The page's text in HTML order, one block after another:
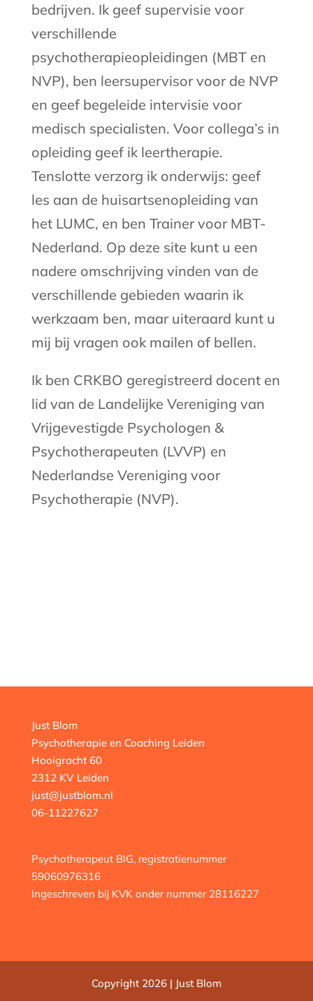
bedrijven. Ik geef supervisie voor
verschillende
psychotherapieopleidingen (MBT en
NVP), ben leersupervisor voor de NVP
en geef begeleide intervisie voor
medisch specialisten. Voor collega’s in
opleiding geef ik leertherapie.
Tenslotte verzorg ik onderwijs: geef
les aan de huisartsenopleiding van
het LUMC, en ben Trainer voor MBT-
Nederland. Op deze site kunt u een
nadere omschrijving vinden van de
verschillende gebieden waarin ik
werkzaam ben, maar uiteraard kunt u
mij bij vragen ook mailen of bellen.
Ik ben CRKBO geregistreerd docent en
lid van de Landelijke Vereniging van
Vrijgevestigde Psychologen &
Psychotherapeuten (LVVP) en
Nederlandse Vereniging voor
Psychotherapie (NVP).
Just Blom
Psychotherapie en Coaching Leiden
Hooigracht 60
2312 KV Leiden
just@justblom.nl
06-11227627
Psychotherapeut BIG, registratienummer
59060976316
Ingeschreven bij KVK onder nummer 28116227
Copyright 2026 | Just Blom